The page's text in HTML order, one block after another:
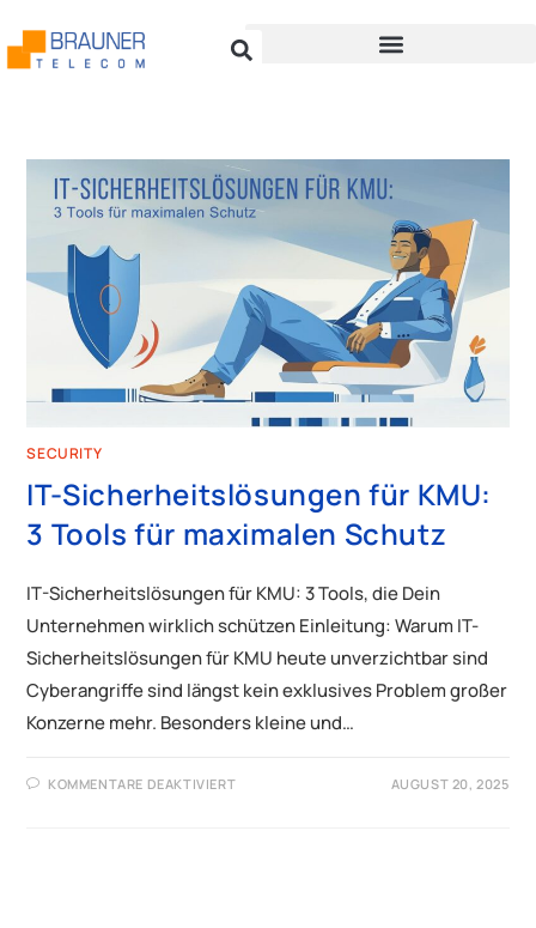
SECURITY
IT-Sicherheitslösungen für KMU:
3 Tools für maximalen Schutz
IT-Sicherheitslösungen für KMU: 3 Tools, die Dein
Unternehmen wirklich schützen Einleitung: Warum IT-
Sicherheitslösungen für KMU heute unverzichtbar sind
Cyberangriffe sind längst kein exklusives Problem großer
Konzerne mehr. Besonders kleine und…
KOMMENTARE DEAKTIVIERT AUGUST 20, 2025